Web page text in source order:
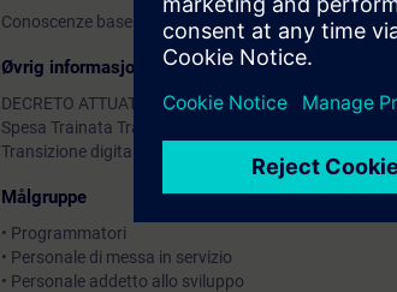
Conoscenze base sui sistemi di automazione.
Øvrig informasjon
DECRETO ATTUATIVO AGOSTO 2024
Spesa Trainata Transizione 5.0.
Transizione digitale B.11
Målgruppe
• Programmatori
• Personale di messa in servizio
• Personale addetto allo sviluppo